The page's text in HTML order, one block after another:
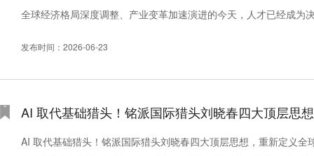
全球经济格局深度调整、产业变革加速演进的今天，人才已经成
发布时间：2026-06-23
AI 取代基础猎头！铭派国际猎头刘晓春四大顶层思
AI 取代基础猎头！铭派国际猎头刘晓春四大顶层思想，重新定义